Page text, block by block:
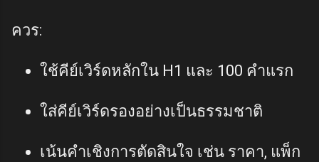
ควร:
ใช้คีย์เวิร์ดหลักใน H1 และ 100 คำแรก
ใส่คีย์เวิร์ดรองอย่างเป็นธรรมชาติ
เน้นคำเชิงการตัดสินใจ เช่น ราคา, แพ็ก